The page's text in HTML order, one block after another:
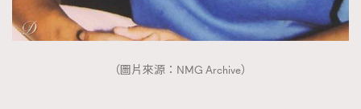
（圖片來源：NMG Archive）